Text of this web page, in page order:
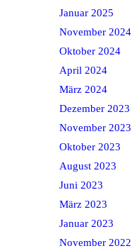
Januar 2025
November 2024
Oktober 2024
April 2024
März 2024
Dezember 2023
November 2023
Oktober 2023
August 2023
Juni 2023
März 2023
Januar 2023
November 2022